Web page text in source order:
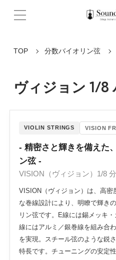
TOP 分数バイオリン弦
ヴィジョン 1/8
VIOLIN STRINGS VISION
- 精密さと輝きを備えた
ン弦 -
VISION（ヴィジョン）1/8
VISION（ヴィジョン）は、高
な巻線設計により、明瞭で輝き
リン弦です。E線には錫メッキ
線にはアルミ／銀巻線を組み合
を実現。スチール弦のような鋭
特長です。チューニングの安定